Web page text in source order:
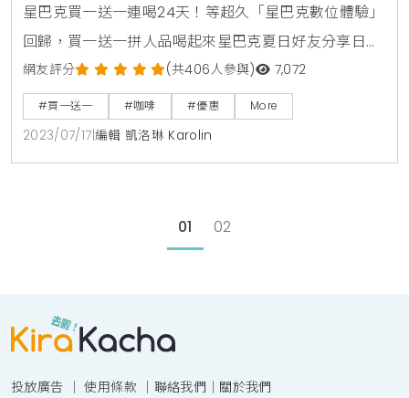
星巴克買一送一連喝24天！等超久「星巴克數位體驗」
回歸，買一送一拼人品喝起來星巴克夏日好友分享日買
一送一活動時間：2023/07/17(一)活動內容：活動期間
11:00-20:00至門市購買兩杯特大杯/風味/冰熱一致的飲
料，其中一杯星巴克招待。每人每次至多買二送二，飲
料限當場一次領取。注意事項：優惠品項依各門市現貨
可綿雲瑪奇朵、鹹焦糖風味綿雲瑪奇朵
網友評分 (共406人參與) 7,072
#買一送一 #咖啡 #優惠 More
2023/07/17 編輯 凱洛琳 Karolin
01 02
投放廣告 ｜使用條款｜ 聯絡我們 關於我們